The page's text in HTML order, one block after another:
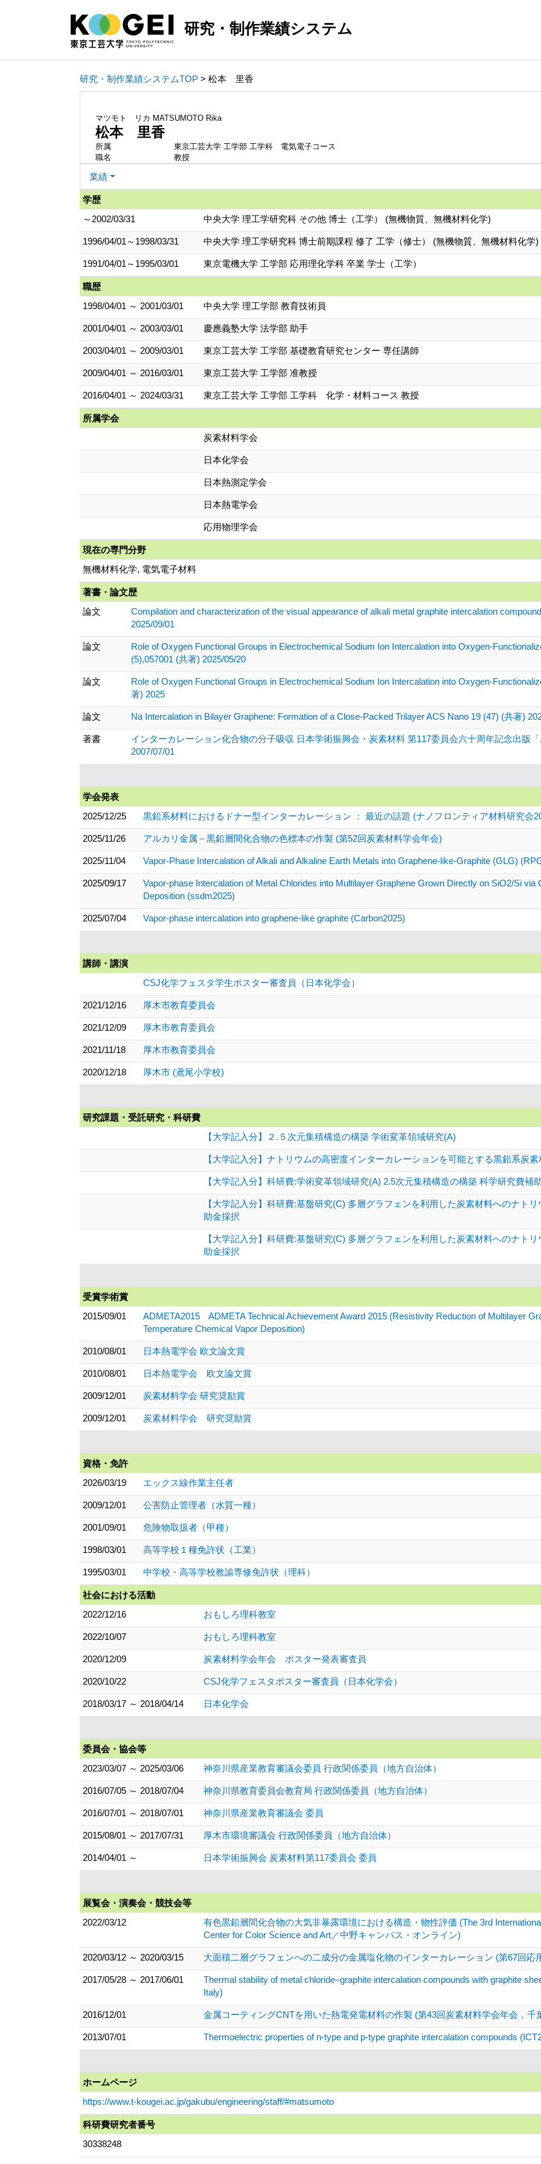
研究・制作業績システム
研究・制作業績システムTOP > 松本 里香
マツモト リカ MATSUMOTO Rika
松本 里香
所属
東京工芸大学 工学部 工学科 電気電子コース
職名
教授
業績
学歴
～2002/03/31
中央大学 理工学研究科 その他 博士（工学） (無機物質、無機材料化学)
1996/04/01～1998/03/31 中央大学 理工学研究科 博士前期課程 修了 工学（修士） (無機物質、無機材料化学)
1991/04/01～1995/03/01 東京電機大学 工学部 応用理化学科 卒業 学士（工学）
職歴
1998/04/01 ～ 2001/03/01
中央大学 理工学部 教育技術員
2001/04/01 ～ 2003/03/01 慶應義塾大学 法学部 助手
2003/04/01 ～ 2009/03/01 東京工芸大学 工学部 基礎教育研究センター 専任講師
2009/04/01 ～ 2016/03/01 東京工芸大学 工学部 准教授
2016/04/01 ～ 2024/03/31 東京工芸大学 工学部 工学科 化学・材料コース 教授
所属学会
炭素材料学会
日本化学会
日本熱測定学会
日本熱電学会
応用物理学会
現在の専門分野
無機材料化学, 電気電子材料
著書・論文歴
論文
Compilation and characterization of the visual appearance of alkali metal graphite intercalation
2025/09/01
論文
Role of Oxygen Functional Groups in Electrochemical Sodium Ion Intercalation into Oxygen-
(5),057001 (共著) 2025/05/20
論文
Role of Oxygen Functional Groups in Electrochemical Sodium Ion Intercalation into Oxygen-
著) 2025
論文 Na Intercalation in Bilayer Graphene: Formation of a Close-Packed Trilayer ACS Nano 19 (47) (共著)
著書
インターカレーション化合物の分子吸収 日本学術振興会・炭素材料 第117委員会六十周年記念出版
2007/07/01
学会発表
2025/12/25
黒鉛系材料におけるドナー型インターカレーション ： 最近の話題 (ナノフロンティア材料研究会
2025/11/26 アルカリ金属－黒鉛層間化合物の色標本の作製 (第52回炭素材料学会年会)
2025/11/04 Vapor-Phase Intercalation of Alkali and Alkaline Earth Metals into Graphene-like-Graphite (GLG)
2025/09/17
Vapor-phase Intercalation of Metal Chlorides into Multilayer Graphene Grown Directly on SiO2/Si
Deposition (ssdm2025)
2025/07/04 Vapor-phase intercalation into graphene-like graphite (Carbon2025)
講師・講演
CSJ化学フェスタ学生ポスター審査員（日本化学会）
2021/12/16 厚木市教育委員会
2021/12/09 厚木市教育委員会
2021/11/18 厚木市教育委員会
2020/12/18 厚木市 (鳶尾小学校)
研究課題・受託研究・科研費
【大学記入分】２.５次元集積構造の構築 学術変革領域研究(A)
【大学記入分】ナトリウムの高密度インターカレーションを可能とする黒鉛系炭
【大学記入分】科研費:学術変革領域研究(A) 2.5次元集積構造の構築 科学研究費補
【大学記入分】科研費:基盤研究(C) 多層グラフェンを利用した炭素材料へのナト
助金採択
【大学記入分】科研費:基盤研究(C) 多層グラフェンを利用した炭素材料へのナト
助金採択
受賞学術賞
2015/09/01
ADMETA2015 ADMETA Technical Achievement Award 2015 (Resistivity Reduction of Multilayer
Temperature Chemical Vapor Deposition)
2010/08/01 日本熱電学会 欧文論文賞
2010/08/01 日本熱電学会 欧文論文賞
2009/12/01 炭素材料学会 研究奨励賞
2009/12/01 炭素材料学会 研究奨励賞
資格・免許
2026/03/19
エックス線作業主任者
2009/12/01 公害防止管理者（水質一種）
2001/09/01 危険物取扱者（甲種）
1998/03/01 高等学校１種免許状（工業）
1995/03/01 中学校・高等学校教諭専修免許状（理科）
社会における活動
2022/12/16
おもしろ理科教室
2022/10/07 おもしろ理科教室
2020/12/09 炭素材料学会年会 ポスター発表審査員
2020/10/22 CSJ化学フェスタポスター審査員（日本化学会）
2018/03/17 ～ 2018/04/14 日本化学会
委員会・協会等
2023/03/07 ～ 2025/03/06
神奈川県産業教育審議会委員 行政関係委員（地方自治体）
2016/07/05 ～ 2018/07/04 神奈川県教育委員会教育局 行政関係委員（地方自治体）
2016/07/01 ～ 2018/07/01 神奈川県産業教育審議会 委員
2015/08/01 ～ 2017/07/31 厚木市環境審議会 行政関係委員（地方自治体）
2014/04/01 ～ 日本学術振興会 炭素材料第117委員会 委員
展覧会・演奏会・競技会等
2022/03/12
有色黒鉛層間化合物の大気非暴露環境における構造・物性評価 (The 3rd
Center for Color Science and Art／中野キャンパス・オンライン)
2020/03/12 ～ 2020/03/15 大面積二層グラフェンへの二成分の金属塩化物のインターカレーション (第67回応
2017/05/28 ～ 2017/06/01
Thermal stability of metal chloride–graphite intercalation compounds with graphite
Italy)
2016/12/01 金属コーティングCNTを用いた熱電発電材料の作製 (第43回炭素材料学会年会，千
2013/07/01 Thermoelectric properties of n-type and p-type graphite intercalation compounds
ホームページ
https://www.t-kougei.ac.jp/gakubu/engineering/staff/#matsumoto
科研費研究者番号
30338248